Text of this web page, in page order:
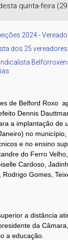
quinta-feira
2024 -
dos 25
de Belford Roxo
Dennis
a implantação de
no
e no ensino
do Ferro
Cardoso,
Gomes,
a distância
da
a educação.